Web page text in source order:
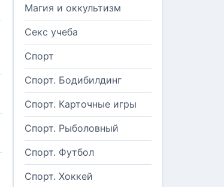
Магия и оккультизм
Секс учеба
Спорт
Спорт. Бодибилдинг
Спорт. Карточные игры
Спорт. Рыболовный
Спорт. Футбол
Спорт. Хоккей